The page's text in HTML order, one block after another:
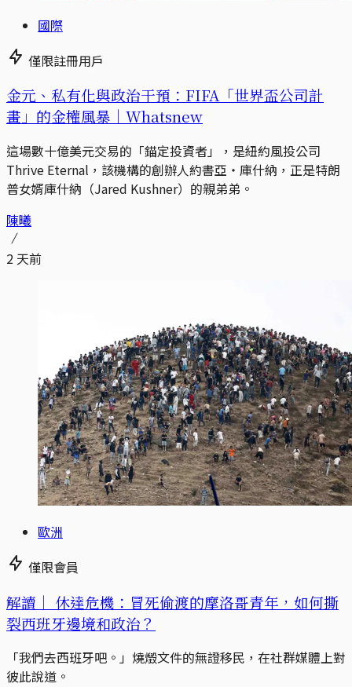
國際
僅限註冊用戶
金元、私有化與政治干預：FIFA「世界盃公司計
畫」的金權風暴｜Whatsnew
這場數十億美元交易的「錨定投資者」，是紐約風投公司
Thrive Eternal，該機構的創辦人約書亞・庫什納，正是特朗
普女婿庫什納（Jared Kushner）的親弟弟。
陳曦
2 天前
歐洲
僅限會員
解讀｜ 休達危機：冒死偷渡的摩洛哥青年，如何撕
裂西班牙邊境和政治？
「我們去西班牙吧。」燒燬文件的無證移民，在社群媒體上對
彼此說道。